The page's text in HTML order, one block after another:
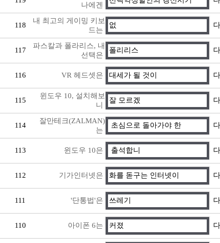
나에겐
118
내 최고의 게이밍 키보
드는
없
117
파스칼과 폴라리스, 내
선택은
폴리리스
116 VR 헤드셋은 대세가 될 것이
115
윈도우 10, 설치해보
니
잘 모르겠
114
잘만테크(ZALMAN)
는
초심으로 돌아가야 한
113 윈도우 10은 출석합니
112 기가인터넷은 화를 돋구는 인터넷이
111 '단통법'은 쓰레기
110 아이폰 6는 커졌